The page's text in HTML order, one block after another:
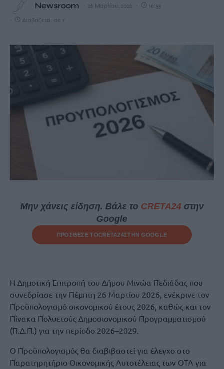
Newsroom 26 Μαρτίου, 2026 16:53
Διαβάζεται σε 1'
Μην χάνεις είδηση. Βάλε το CRETA24στην
Google
ΠΡΟΣΘΕΣΕ ΤΟCRETA24ΣΤΗΝ GOOGLE
Η Δημοτική Επιτροπή του Δήμου Μινώα Πεδιάδας που
συνεδρίασε την Πέμπτη 26 Μαρτίου 2026, ενέκρινε τον
Προϋπολογισμό οικονομικού έτους 2026, καθώς και τον
Πίνακα Πολυετούς Δημοσιονομικού Προγραμματισμού
(Π.Δ.Π.) για την περίοδο 2026–2029.
Ο Προϋπολογισμός θα διαβιβαστεί για έλεγχο στο
Παρατηρητήριο Οικονομικής Αυτοτέλειας των ΟΤΑ για